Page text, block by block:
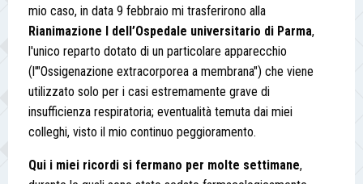
mio caso, in data 9 febbraio mi trasferirono alla
Rianimazione I dell’Ospedale universitario di Parma,
l'unico reparto dotato di un particolare apparecchio
(l'"Ossigenazione extracorporea a membrana") che viene
utilizzato solo per i casi estremamente grave di
insufficienza respiratoria; eventualità temuta dai miei
colleghi, visto il mio continuo peggioramento.
Qui i miei ricordi si fermano per molte settimane,